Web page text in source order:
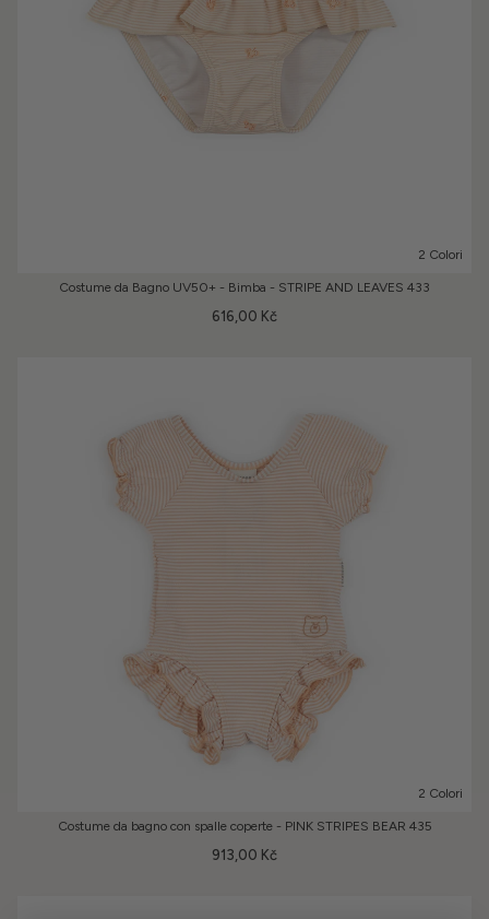
2 Colori
Costume da Bagno UV50+ - Bimba - STRIPE AND LEAVES 433
616,00 Kč
2 Colori
Costume da bagno con spalle coperte - PINK STRIPES BEAR 435
913,00 Kč